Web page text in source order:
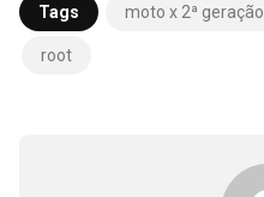
Tags moto x 2ª geração
root